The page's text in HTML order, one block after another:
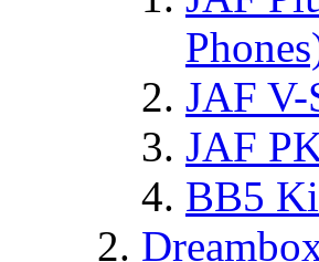
JAF V-
JAF
BB5